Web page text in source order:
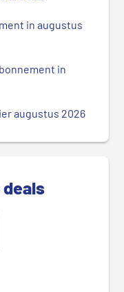
in augustus
in
augustus 2026